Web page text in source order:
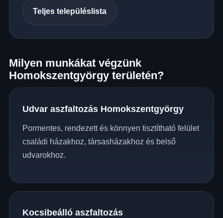
Teljes településlista
Milyen munkákat végzünk
Homokszentgyörgy területén?
Udvar aszfaltozás Homokszentgyörgy
Pormentes, rendezett és könnyen tisztítható felület
családi házakhoz, társasházakhoz és belső
udvarokhoz.
Kocsibeálló aszfaltozás